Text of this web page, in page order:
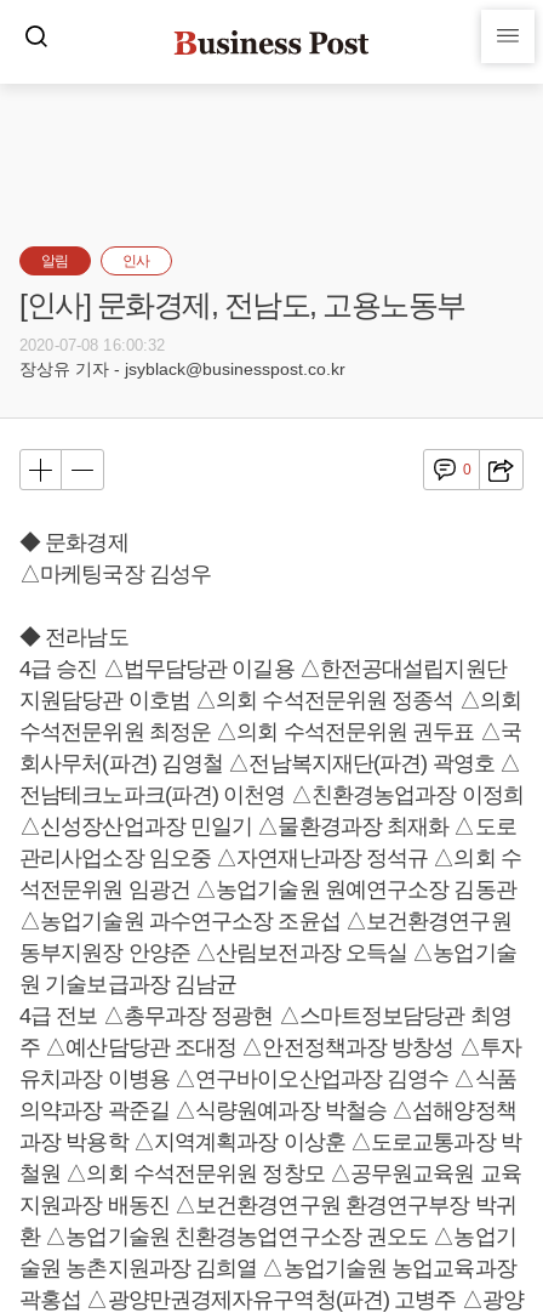
알림 인사
[인사] 문화경제, 전남도, 고용노동부
2020-07-08 16:00:32
장상유 기자 - jsyblack@businesspost.co.kr
0
◆ 문화경제
△마케팅국장 김성우
◆ 전라남도
4급 승진 △법무담당관 이길용 △한전공대설립지원단
지원담당관 이호범 △의회 수석전문위원 정종석 △의회
수석전문위원 최정운 △의회 수석전문위원 권두표 △국
회사무처(파견) 김영철 △전남복지재단(파견) 곽영호 △
전남테크노파크(파견) 이천영 △친환경농업과장 이정희
△신성장산업과장 민일기 △물환경과장 최재화 △도로
관리사업소장 임오중 △자연재난과장 정석규 △의회 수
석전문위원 임광건 △농업기술원 원예연구소장 김동관
△농업기술원 과수연구소장 조윤섭 △보건환경연구원
동부지원장 안양준 △산림보전과장 오득실 △농업기술
원 기술보급과장 김남균
4급 전보 △총무과장 정광현 △스마트정보담당관 최영
주 △예산담당관 조대정 △안전정책과장 방창성 △투자
유치과장 이병용 △연구바이오산업과장 김영수 △식품
의약과장 곽준길 △식량원예과장 박철승 △섬해양정책
과장 박용학 △지역계획과장 이상훈 △도로교통과장 박
철원 △의회 수석전문위원 정창모 △공무원교육원 교육
지원과장 배동진 △보건환경연구원 환경연구부장 박귀
환 △농업기술원 친환경농업연구소장 권오도 △농업기
술원 농촌지원과장 김희열 △농업기술원 농업교육과장
곽홍섭 △광양만권경제자유구역청(파견) 고병주 △광양